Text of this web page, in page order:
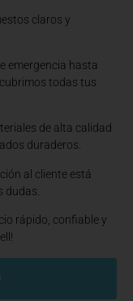
claros y
emergencia hasta
todas tus
de alta calidad
duraderos.
al cliente está
dudas.
rápido, confiable y